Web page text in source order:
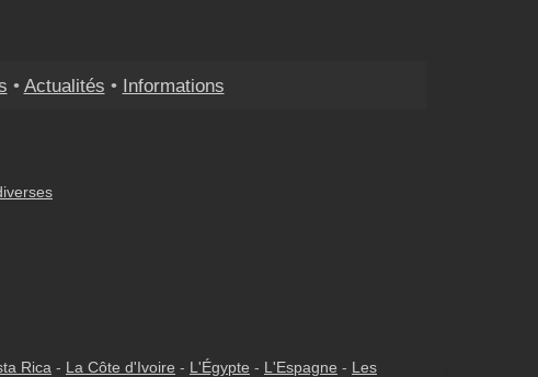
• Actualités • Informations
Rica - La Côte d'Ivoire - L'Égypte - L'Espagne - Les